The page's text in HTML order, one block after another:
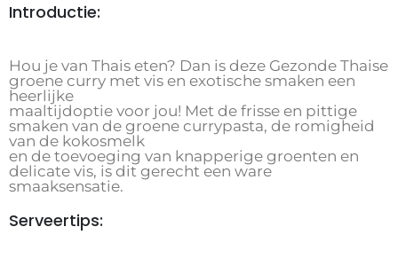
Introductie:
Hou je van Thais eten? Dan is deze Gezonde Thaise
groene curry met vis en exotische smaken een
heerlijke
maaltijdoptie voor jou! Met de frisse en pittige
smaken van de groene currypasta, de romigheid
van de kokosmelk
en de toevoeging van knapperige groenten en
delicate vis, is dit gerecht een ware
smaaksensatie.
Serveertips: